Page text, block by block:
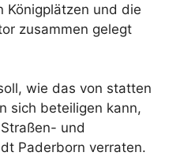
Königplätzen und die
zusammen gelegt
wie das von statten
sich beteiligen kann,
und
Paderborn verraten.